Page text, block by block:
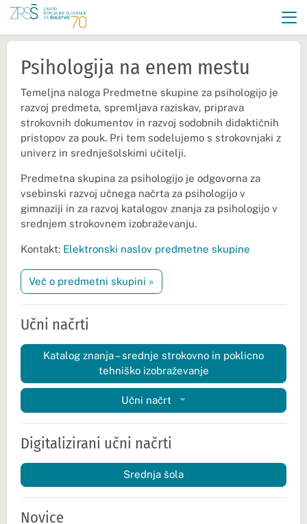
Psihologija na enem mestu
Temeljna naloga Predmetne skupine za psihologijo je
razvoj predmeta, spremljava raziskav, priprava
strokovnih dokumentov in razvoj sodobnih didaktičnih
pristopov za pouk. Pri tem sodelujemo s strokovnjaki z
univerz in srednješolskimi učitelji.
Predmetna skupina za psihologijo je odgovorna za
vsebinski razvoj učnega načrta za psihologijo v
gimnaziji in za razvoj katalogov znanja za psihologijo v
srednjem strokovnem izobraževanju.
Kontakt: Elektronski naslov predmetne skupine
Več o predmetni skupini »
Učni načrti
Katalog znanja – srednje strokovno in poklicno
tehniško izobraževanje
Učni načrt
Digitalizirani učni načrti
Srednja šola
Novice